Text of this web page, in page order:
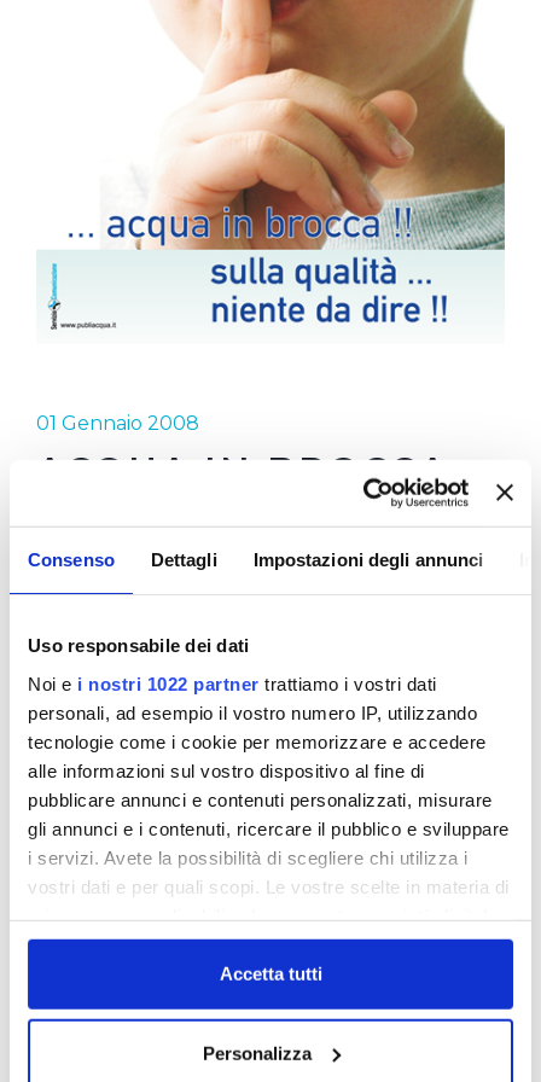
Consenso Dettagli Impostazioni degli annunci
Uso responsabile dei dati
Noi e i nostri 1022 partner trattiamo i vostri dati
personali, ad esempio il vostro numero IP, utilizzando
tecnologie come i cookie per memorizzare e accedere
alle informazioni sul vostro dispositivo al fine di
pubblicare annunci e contenuti personalizzati, misurare
gli annunci e i contenuti, ricercare il pubblico e sviluppare
i servizi. Avete la possibilità di scegliere chi utilizza i
vostri dati e per quali scopi. Le vostre scelte in materia di
in cui avete effettuato le vostre scelte. È possibile
modificare o revocare il proprio consenso in qualsiasi
momento dalla Dichiarazione sui cookie o facendo clic
Accetta tutti
Personalizza
01 Gennaio 2008
ACQUA IN BROCCA
Anche nel 2008 si punta sulla qualità dell'acqua
buona e sicuramente meno costosa ed inquinante
dell'acqua in bottiglia.
L'impegno di Publiacqua nella ricerca della qualità
è costante.
L'acqua distribuita soddisfa pienamente e
costantemente i requisiti richiesti dalla
legislazione, viene quotidianamente controllata e
migliorata, per poter essere utilizzata
tranquillamene e in piena sicurezza: "sulla qualità ...
niente da dire!!".